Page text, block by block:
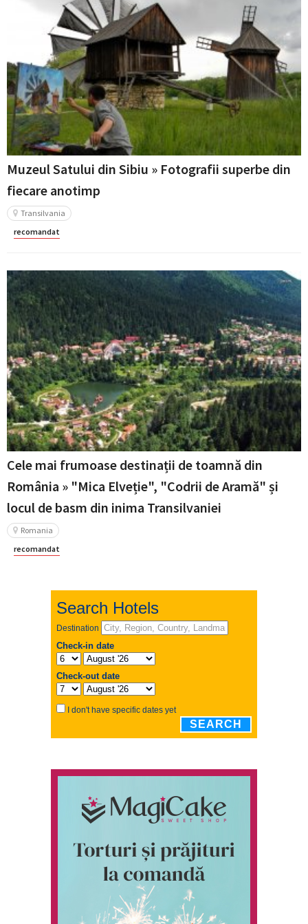
Muzeul Satului din Sibiu » Fotografii superbe din
fiecare anotimp
Transilvania
recomandat
Cele mai frumoase destinații de toamnă din
România » "Mica Elveție", "Codrii de Aramă" și
locul de basm din inima Transilvaniei
Romania
recomandat